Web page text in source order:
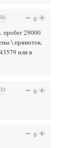
0
пробег 29000
\.прямоток.
или в
0
0